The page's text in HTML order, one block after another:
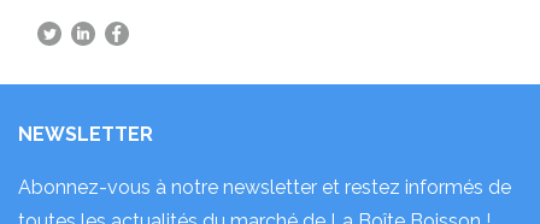
NEWSLETTER
Abonnez-vous à notre newsletter et restez informés de